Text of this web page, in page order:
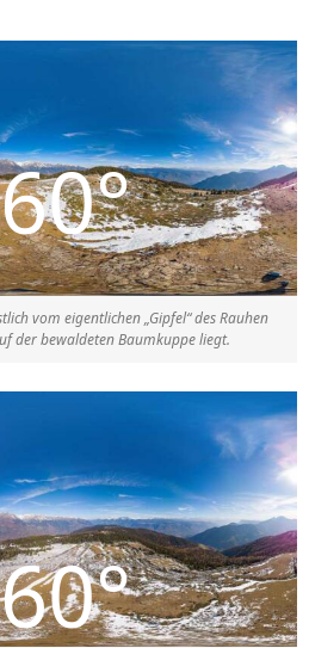
vom eigentlichen „Gipfel“ des Rauhen
der bewaldeten Baumkuppe liegt.